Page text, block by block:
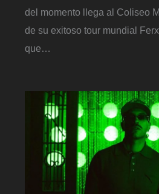
del momento llega al Coliseo
de su exitoso tour mundial
que…